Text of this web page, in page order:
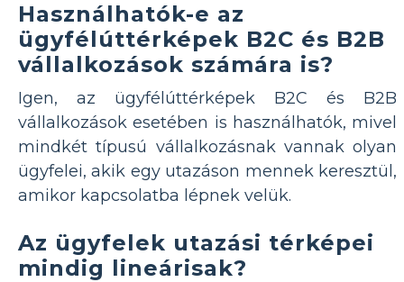
Használhatók-e az
ügyfélúttérképek B2C és B2B
vállalkozások számára is?
Igen, az ügyfélúttérképek B2C és B2B
vállalkozások esetében is használhatók, mivel
mindkét típusú vállalkozásnak vannak olyan
ügyfelei, akik egy utazáson mennek keresztül,
amikor kapcsolatba lépnek velük.
Az ügyfelek utazási térképei
mindig lineárisak?